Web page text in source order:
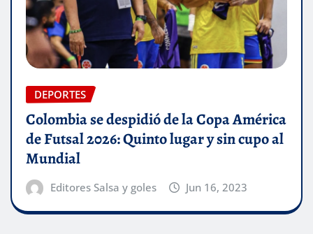
DEPORTES
Colombia se despidió de la Copa América
de Futsal 2026: Quinto lugar y sin cupo al
Mundial
Editores Salsa y goles Jun 16, 2023